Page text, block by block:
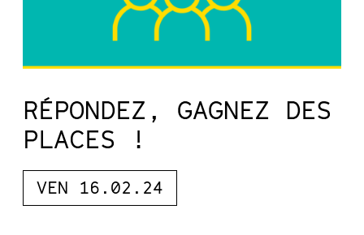
RÉPONDEZ, GAGNEZ DES
PLACES !
VEN 16.02.24